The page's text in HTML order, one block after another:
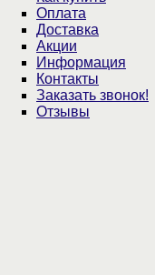
Оплата
Доставка
Акции
Информация
Контакты
Заказать звонок!
Отзывы